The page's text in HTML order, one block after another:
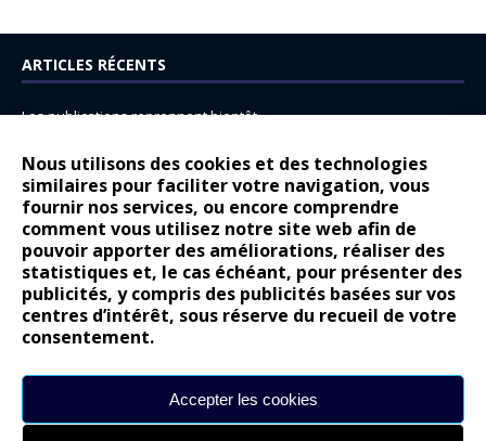
Nous utilisons des cookies et des technologies
similaires pour faciliter votre navigation, vous
fournir nos services, ou encore comprendre
comment vous utilisez notre site web afin de
pouvoir apporter des améliorations, réaliser des
statistiques et, le cas échéant, pour présenter des
publicités, y compris des publicités basées sur vos
centres d’intérêt, sous réserve du recueil de votre
consentement.
Accepter les cookies
ARTICLES RÉCENTS
Les publications reprennent bientôt…
14 juillet : nouveau film de marque pour Citroën
Renault Espace : voyage, voyage…
Peugeot E-208 GTi : naissance d’une légende
COMMENTAIRES RÉCENTS
Bernard Dardartdans
Gilly
gyo